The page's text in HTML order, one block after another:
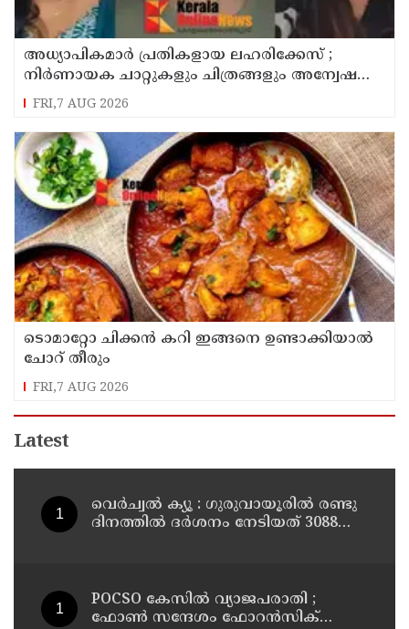
അധ്യാപികമാര്‍ പ്രതികളായ ലഹരിക്കേസ് ;
നിർണായക ചാറ്റുകളും ചിത്രങ്ങളും അന്വേഷണ
സംഘത്തിന്
FRI,7 AUG 2026
ടൊമാറ്റോ ചിക്കൻ കറി ഇങ്ങനെ ഉണ്ടാക്കിയാൽ
ചോറ് തീരും
FRI,7 AUG 2026
Latest
വെർച്വൽ ക്യൂ : ഗുരുവായൂരിൽ രണ്ടു
ദിനത്തിൽ ദർശനം നേടിയത് 3088
POCSO കേസിൽ വ്യാജപരാതി ;
ഫോൺ സന്ദേശം ഫോറൻസിക്